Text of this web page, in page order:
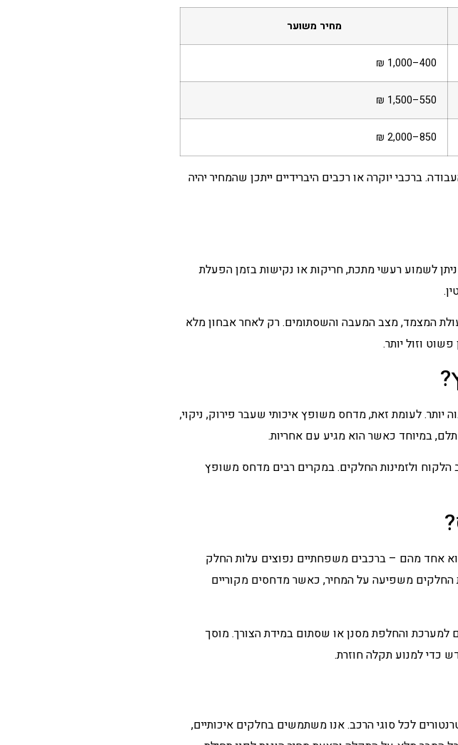
מחיר משוער
400–1,000 ₪
550–1,500 ₪
850–2,000 ₪
ברכבי יוקרה או רכבים היברידיים ייתכן שהמחיר יהיה
לשמוע רעשי מתכת, חריקות או נקישות בזמן הפעלת
המצמד, מצב המעבה והשסתומים. רק לאחר אבחון מלא
וזול יותר.
יותר. לעומת זאת, מדחס משופץ איכותי שעבר פירוק, ניקוי,
במיוחד כאשר הוא מגיע עם אחריות.
ולזמינות החלקים. במקרים רבים מדחס משופץ
אחד מהם – ברכבים משפחתיים נפוצים עלות החלק
החלקים משפיעה על המחיר, כאשר מדחסים מקוריים
למערכת והחלפת מסנן או שסתום במידת הצורך. מוסך
כדי למנוע תקלה חוזרת.
לכל סוגי הרכב. אנו משתמשים בחלקים איכותיים,